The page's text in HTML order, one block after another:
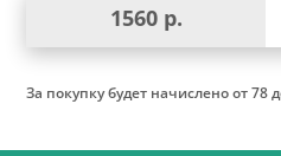
1560 р.
За покупку будет начисленоот 78